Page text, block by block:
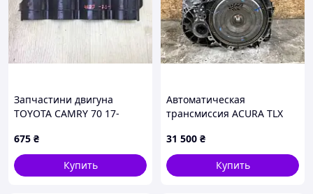
Запчастини двигуна
TOYOTA CAMRY 70 17-
675 ₴
Купить
Автоматическая
трансмиссия ACURA TLX
31 500 ₴
Купить